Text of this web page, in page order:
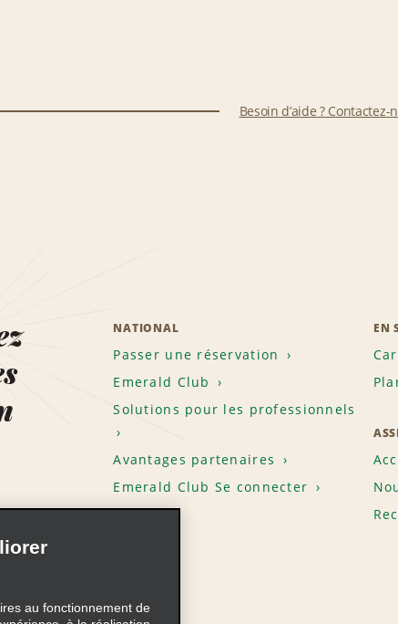
Besoin d’aide ? Contactez-
NATIONAL
Passer une réservation
Emerald Club
Solutions pour les professionnels
Avantages partenaires
Emerald Club Se connecter
EN
au fonctionnement de